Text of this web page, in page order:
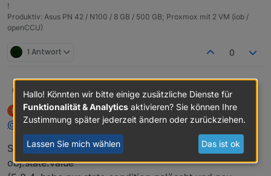
!
Produktiv: Asus PN 42 / N100 / 8 GB / 500 GB; Proxmox mit 2 VM (iob /
openCCU)
1 Antwort 0
apollon77 crunchip 5.0.4 ist auf npm
E
Offline
ente34schrieb am28. Feb. 2021, 18:18
zuletzt editiert von
@
apollon77
State condition false funktioniert noch nicht + noch ein
obj.state.value
Hallo! Könnten wir bitte einige zusätzliche Dienste für
Funktionalität & Analytics aktivieren? Sie können Ihre
Zustimmung später jederzeit ändern oder zurückziehen.
Lassen Sie mich wählen Das ist ok